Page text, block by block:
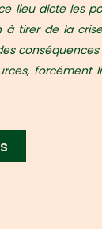
lieu dicte les
tirer de la
forcément